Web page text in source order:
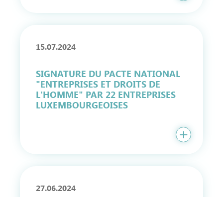
15.07.2024
SIGNATURE DU PACTE NATIONAL
"ENTREPRISES ET DROITS DE
L'HOMME" PAR 22 ENTREPRISES
LUXEMBOURGEOISES
27.06.2024